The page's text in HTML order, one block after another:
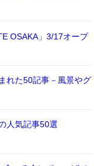
OSAKA」3/17オープ
れた50記事－風景やグ
人気記事50選